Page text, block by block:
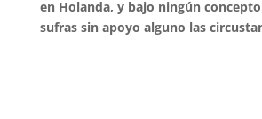
en Holanda, y bajo ningún
sufras sin apoyo alguno las